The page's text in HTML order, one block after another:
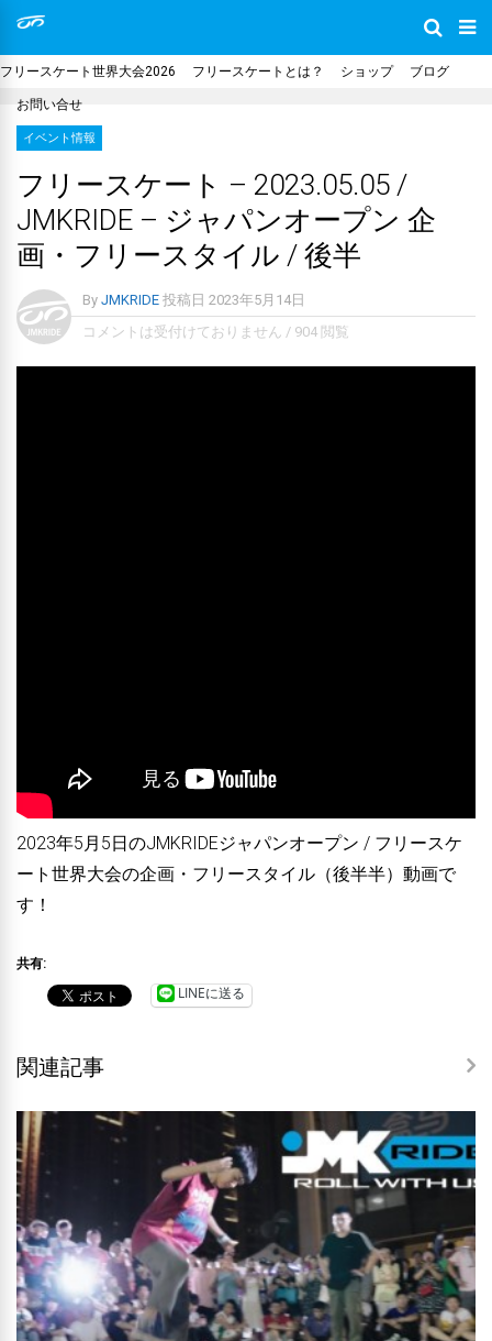
フリースケート世界大会2026 フリースケートとは？ ショップ ブログ
お問い合せ
イベント情報
フリースケート – 2023.05.05 /
JMKRIDE – ジャパンオープン 企
画・フリースタイル / 後半
By JMKRIDE 投稿日 2023年5月14日
コメントは受付けておりません / 904 閲覧
2023年5月5日のJMKRIDEジャパンオープン / フリースケ
ート世界大会の企画・フリースタイル（後半半）動画で
す！
共有:
LINEに送る
関連記事